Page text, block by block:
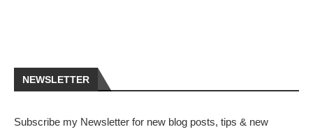
NEWSLETTER
Subscribe my Newsletter for new blog posts, tips & new